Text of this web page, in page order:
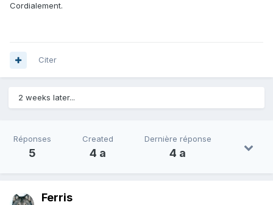
Cordialement.
Citer
2 weeks later...
Réponses
5
Created
4 a
Dernière réponse
4 a
Ferris